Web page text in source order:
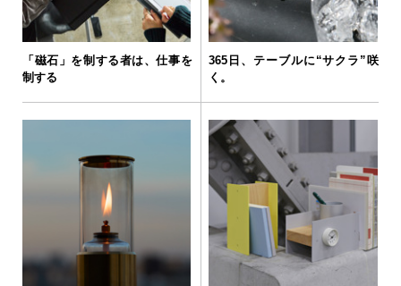
「磁石」を制する者は、仕事を
制する
365日、テーブルに“サクラ”咲
く。